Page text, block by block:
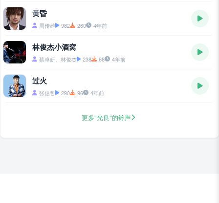
黄昏
周传雄 982 260 4年前
林俊杰小酒窝
蔡卓妍、林俊杰 238 68 4年前
过火
张信哲 290 96 4年前
更多"光良"的铃声